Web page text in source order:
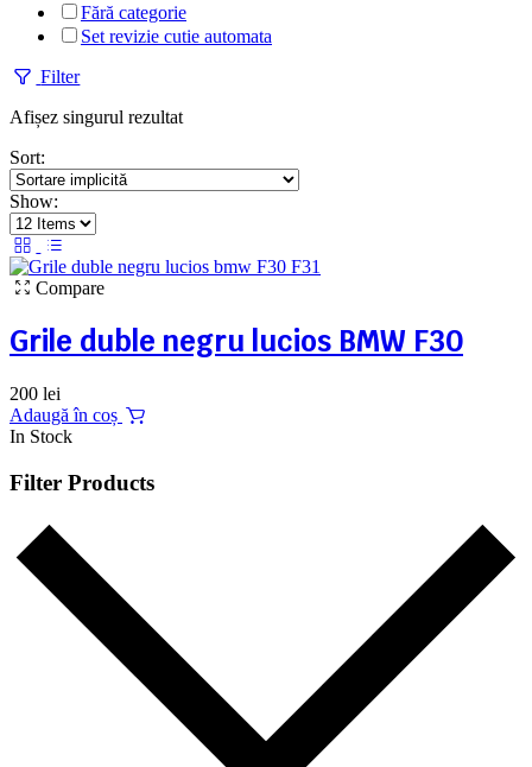
Fără categorie
Set revizie cutie automata
Filter
Afișez singurul rezultat
Sort:
Show:
Compare
Grile duble negru lucios BMW F30
200 lei
Adaugă în coș
In Stock
Filter Products